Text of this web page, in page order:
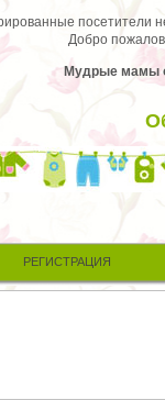
посетители
Добро
Мудрые мамы
РЕГИСТРАЦИЯ